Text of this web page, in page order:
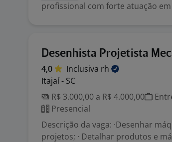
profissional com forte atuação em
Desenhista Projetista
4,0 Inclusiva rh
Itajaí - SC
R$ 3.000,00 a R$ 4.000,00
Presencial
Descrição da vaga: ·Desenhar
projetos; · Detalhar produtos e